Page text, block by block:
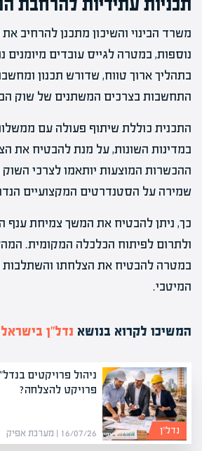
משרד הבינוי והשיכון מתכנן להרחיב
נוספות, במטרה לגייס עובדים מיומנים
בתהליך ארוך טווח, שדורש תכנון
התחשבות בצרכים המשתנים של שוק
התכנית כוללת שיתוף פעולה עם
במדינות השונות, על מנת להבטיח את
ההכשרות המוצעות יותאמו לצרכי השוק
שמירה על הסטנדרטים המקצועיים
כך, ניתן להבטיח את המשך צמיחת ענף
ולתרום לפיתוח הכלכלה המקומית.
במטרה להבטיח את הצלחתו והשתלבות
המיטבי.
המשיכו לקרוא בנושא נדל”ן בישראל
ניהול פרויקטים
פרויקט להצלחה?
16/07/26 | מערכת אפיק נדל”ן